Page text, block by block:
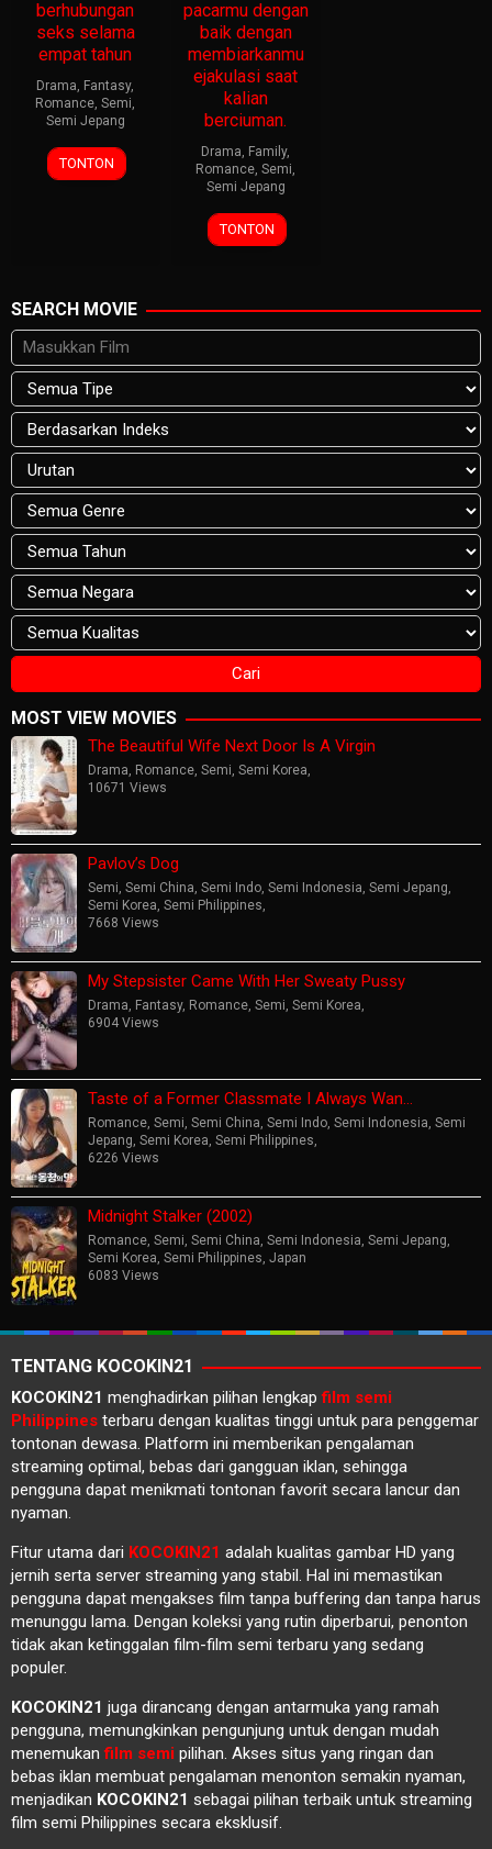
berhubungan
seks selama
empat tahun
Drama, Fantasy,
Romance,Semi,
Semi Jepang
TONTON
pacarmu dengan
baik dengan
membiarkanmu
ejakulasi saat
kalian
berciuman.
Drama, Family,
Romance,Semi,
Semi Jepang
TONTON
SEARCH MOVIE
MOST VIEW MOVIES
The Beautiful Wife Next Door Is A Virgin
Drama, Romance, Semi, Semi Korea,
10671 Views
Pavlov’s Dog
Semi, Semi China, Semi Indo, Semi Indonesia, Semi Jepang,
Semi Korea, Semi Philippines,
7668 Views
My Stepsister Came With Her Sweaty Pussy
Drama, Fantasy, Romance, Semi, Semi Korea,
6904 Views
Taste of a Former Classmate I Always Wan…
Romance, Semi, Semi China, Semi Indo, Semi Indonesia, Semi
Jepang, Semi Korea, Semi Philippines,
6226 Views
Midnight Stalker (2002)
Romance, Semi, Semi China, Semi Indonesia, Semi Jepang,
Semi Korea, Semi Philippines, Japan
6083 Views
TENTANG KOCOKIN21
KOCOKIN21 menghadirkan pilihan lengkapfilm semi
Philippines terbaru dengan kualitas tinggi untuk para penggemar
tontonan dewasa. Platform ini memberikan pengalaman
streaming optimal, bebas dari gangguan iklan, sehingga
pengguna dapat menikmati tontonan favorit secara lancur dan
nyaman.
Fitur utama dari KOCOKIN21 adalah kualitas gambar HD yang
jernih serta server streaming yang stabil. Hal ini memastikan
pengguna dapat mengakses film tanpa buffering dan tanpa harus
menunggu lama. Dengan koleksi yang rutin diperbarui, penonton
tidak akan ketinggalan film-film semi terbaru yang sedang
populer.
KOCOKIN21 juga dirancang dengan antarmuka yang ramah
pengguna, memungkinkan pengunjung untuk dengan mudah
menemukanfilm semi pilihan. Akses situs yang ringan dan
bebas iklan membuat pengalaman menonton semakin nyaman,
menjadikan KOCOKIN21 sebagai pilihan terbaik untuk streaming
film semi Philippines secara eksklusif.